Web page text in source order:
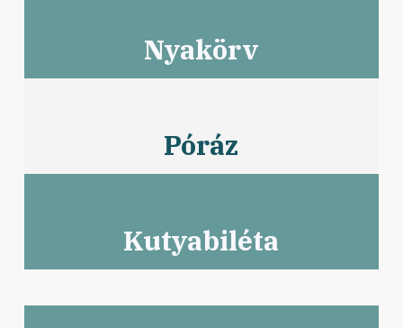
Nyakörv
Póráz
Kutyabiléta